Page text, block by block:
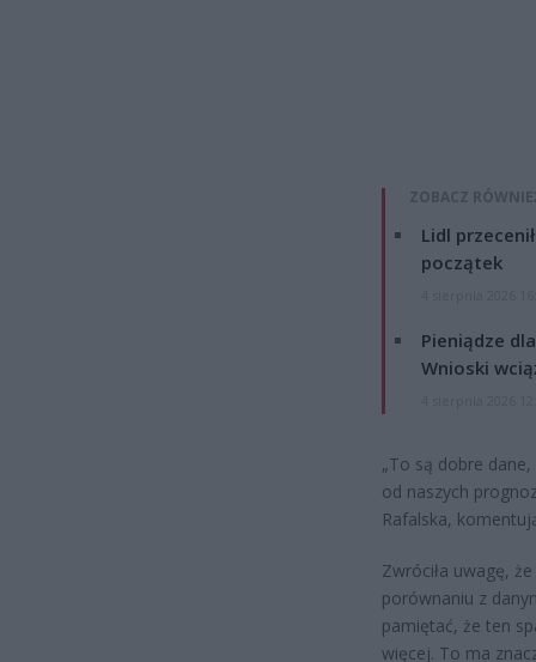
ZOBACZ
Lidl
początek
Pieniądze
Wnioski
„To są dobre
od naszych
Rafalska,
Zwróciła uwagę,
porównaniu z
pamiętać, że ten
więcej. To ma